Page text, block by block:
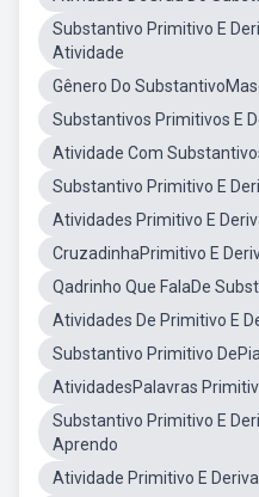
Substantivo Primitivo E
Atividade
Gênero Do
Substantivos Primitivos E
Atividade Com
Substantivo Primitivo E
Atividades Primitivo E
CruzadinhaPrimitivo E
Qadrinho Que FalaDe
Atividades De Primitivo E
Substantivo Primitivo
AtividadesPalavras
Substantivo Primitivo E
Aprendo
Atividade Primitivo E